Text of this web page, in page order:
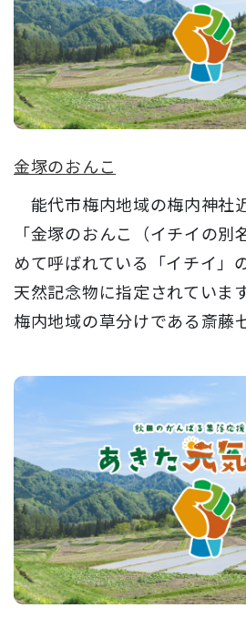
金塚のおんこ
能代市梅内地域の梅内神社
「金塚のおんこ（イチイの
めて呼ばれている「イチイ」
天然記念物に指定されていま
梅内地域の草分けである斎藤